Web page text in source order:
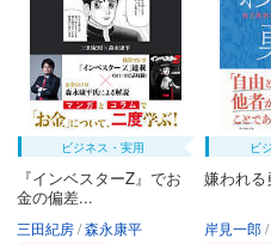
ビジネス・実用
『インベスターZ』でお
金の偏差...
三田紀房 森永康平
ビ
嫌われる
岸見一郎